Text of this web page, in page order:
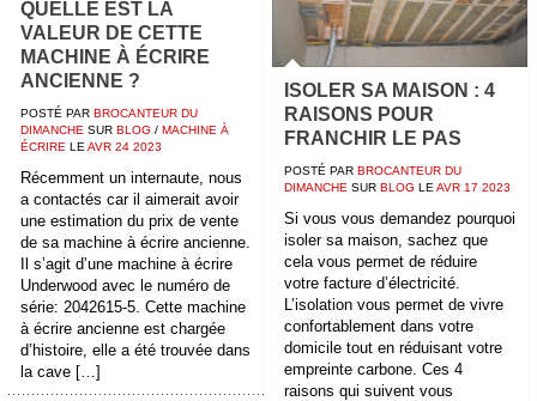
QUELLE EST LA
VALEUR DE CETTE
MACHINE À ÉCRIRE
ANCIENNE ?
POSTÉ PAR BROCANTEUR DU
DIMANCHE SUR BLOG / MACHINE À
ÉCRIRE LE AVR 24 2023
Récemment un internaute, nous
a contactés car il aimerait avoir
une estimation du prix de vente
de sa machine à écrire ancienne.
Il s’agit d’une machine à écrire
Underwood avec le numéro de
série: 2042615-5. Cette machine
à écrire ancienne est chargée
d’histoire, elle a été trouvée dans
la cave […]
ISOLER SA MAISON : 4
RAISONS POUR
FRANCHIR LE PAS
POSTÉ PAR BROCANTEUR DU
DIMANCHE SUR BLOG LE AVR 17 2023
Si vous vous demandez pourquoi
isoler sa maison, sachez que
cela vous permet de réduire
votre facture d’électricité.
L’isolation vous permet de vivre
confortablement dans votre
domicile tout en réduisant votre
empreinte carbone. Ces 4
raisons qui suivent vous